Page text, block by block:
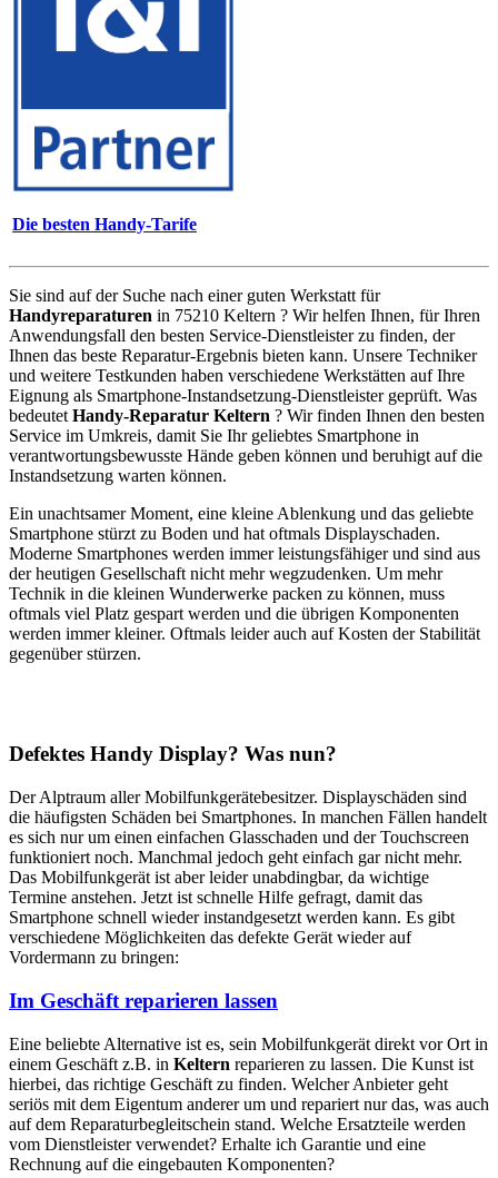
Die besten Handy-Tarife
Sie sind auf der Suche nach einer guten Werkstatt für
Handyreparaturen in 75210 Keltern ? Wir helfen Ihnen, für Ihren
Anwendungsfall den besten Service-Dienstleister zu finden, der
Ihnen das beste Reparatur-Ergebnis bieten kann. Unsere Techniker
und weitere Testkunden haben verschiedene Werkstätten auf Ihre
Eignung als Smartphone-Instandsetzung-Dienstleister geprüft. Was
bedeutet Handy-Reparatur Keltern ? Wir finden Ihnen den besten
Service im Umkreis, damit Sie Ihr geliebtes Smartphone in
verantwortungsbewusste Hände geben können und beruhigt auf die
Instandsetzung warten können.
Ein unachtsamer Moment, eine kleine Ablenkung und das geliebte
Smartphone stürzt zu Boden und hat oftmals Displayschaden.
Moderne Smartphones werden immer leistungsfähiger und sind aus
der heutigen Gesellschaft nicht mehr wegzudenken. Um mehr
Technik in die kleinen Wunderwerke packen zu können, muss
oftmals viel Platz gespart werden und die übrigen Komponenten
werden immer kleiner. Oftmals leider auch auf Kosten der Stabilität
gegenüber stürzen.
Defektes Handy Display? Was nun?
Der Alptraum aller Mobilfunkgerätebesitzer. Displayschäden sind
die häufigsten Schäden bei Smartphones. In manchen Fällen handelt
es sich nur um einen einfachen Glasschaden und der Touchscreen
funktioniert noch. Manchmal jedoch geht einfach gar nicht mehr.
Das Mobilfunkgerät ist aber leider unabdingbar, da wichtige
Termine anstehen. Jetzt ist schnelle Hilfe gefragt, damit das
Smartphone schnell wieder instandgesetzt werden kann. Es gibt
verschiedene Möglichkeiten das defekte Gerät wieder auf
Vordermann zu bringen:
Im Geschäft reparieren lassen
Eine beliebte Alternative ist es, sein Mobilfunkgerät direkt vor Ort in
einem Geschäft z.B. in Keltern reparieren zu lassen. Die Kunst ist
hierbei, das richtige Geschäft zu finden. Welcher Anbieter geht
seriös mit dem Eigentum anderer um und repariert nur das, was auch
auf dem Reparaturbegleitschein stand. Welche Ersatzteile werden
vom Dienstleister verwendet? Erhalte ich Garantie und eine
Rechnung auf die eingebauten Komponenten?